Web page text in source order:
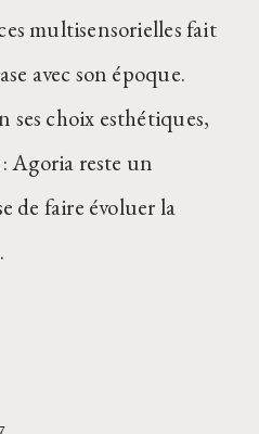
multisensorielles fait
avec son époque.
ses choix esthétiques,
Agoria reste un
de faire évoluer la